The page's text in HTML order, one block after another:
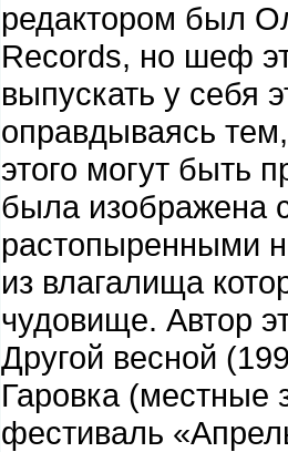
редактором был
Records, но шеф
выпускать у себя
оправдываясь
этого могут быть
была изображена
растопыренными
из влагалища
чудовище. Автор
Другой весной
Гаровка (местные
фестиваль